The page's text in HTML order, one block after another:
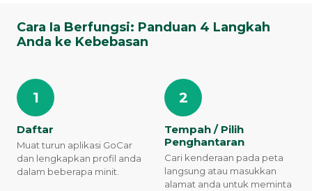
Cara Ia Berfungsi: Panduan 4 Langkah
Anda ke Kebebasan
1
Daftar
Muat turun aplikasi GoCar
dan lengkapkan profil anda
dalam beberapa minit.
2
Tempah / Pilih
Penghantaran
Cari kenderaan pada peta
langsung atau masukkan
alamat anda untuk meminta